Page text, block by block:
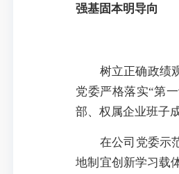
强基固本明导向
树立正确政绩
党委严格落实“第
部、权属企业班子
在公司党委示
地制宜创新学习载